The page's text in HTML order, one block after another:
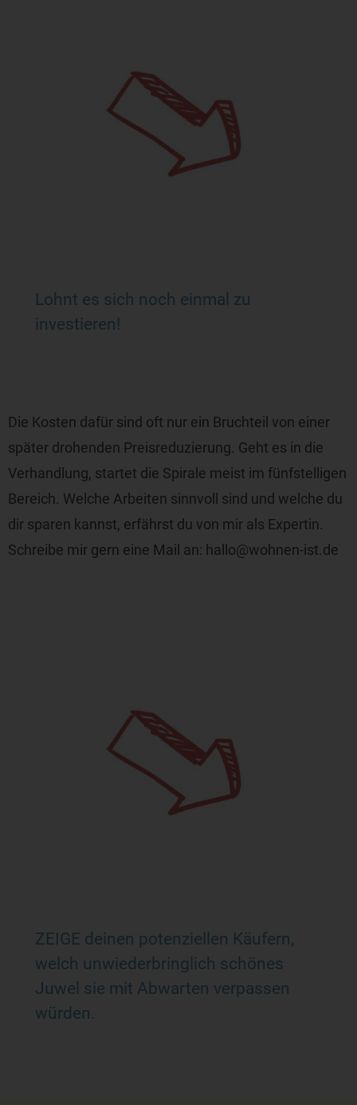
Lohnt es sich noch einmal zu
investieren!
Die Kosten dafür sind oft nur ein Bruchteil von einer
später drohenden Preisreduzierung. Geht es in die
Verhandlung, startet die Spirale meist im fünfstelligen
Bereich. Welche Arbeiten sinnvoll sind und welche du
dir sparen kannst, erfährst du von mir als Expertin.
Schreibe mir gern eine Mail an: hallo@wohnen-ist.de
ZEIGE deinen potenziellen Käufern,
welch unwiederbringlich schönes
Juwel sie mit Abwarten verpassen
würden.